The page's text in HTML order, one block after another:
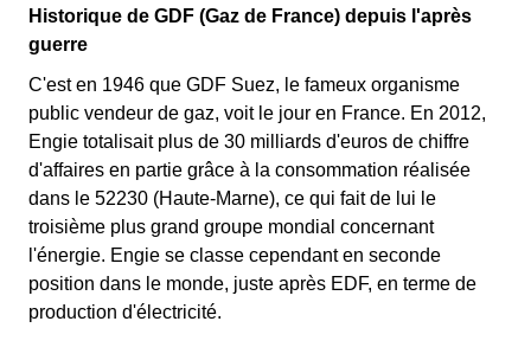
Historique de GDF (Gaz de France) depuis l'après
guerre
C'est en 1946 que GDF Suez, le fameux organisme
public vendeur de gaz, voit le jour en France. En 2012,
Engie totalisait plus de 30 milliards d'euros de chiffre
d'affaires en partie grâce à la consommation réalisée
dans le 52230 (Haute-Marne), ce qui fait de lui le
troisième plus grand groupe mondial concernant
l'énergie. Engie se classe cependant en seconde
position dans le monde, juste après EDF, en terme de
production d'électricité.